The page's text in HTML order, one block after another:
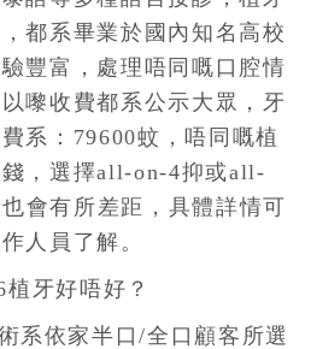
都系畢業於國內知名高校
豐富，處理唔同嘅口腔情
嚟收費都系公示大眾，牙
系：79600蚊，唔同嘅植
，選擇all-on-4抑或all-
會有所差距，具體詳情可
人員了解。
牙好唔好？
系依家半口/全口顧客所選